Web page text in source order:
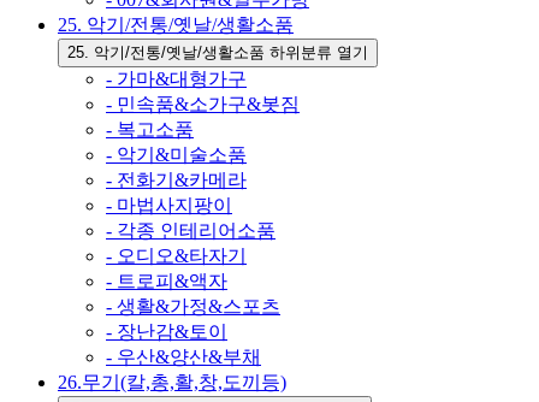
25. 악기/전통/옛날/생활소품
25. 악기/전통/옛날/생활소품 하위분류 열기
- 가마&대형가구
- 민속품&소가구&봇짐
- 복고소품
- 악기&미술소품
- 전화기&카메라
- 마법사지팡이
- 각종 인테리어소품
- 오디오&타자기
- 트로피&액자
- 생활&가정&스포츠
- 장난감&토이
- 우산&양산&부채
26.무기(칼,총,활,창,도끼등)